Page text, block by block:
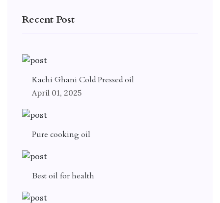
Recent Post
Kachi Ghani Cold Pressed oil
April 01, 2025
Pure cooking oil
Best oil for health